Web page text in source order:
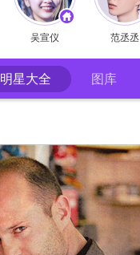
吴宣仪 范丞丞
明星大全 图库